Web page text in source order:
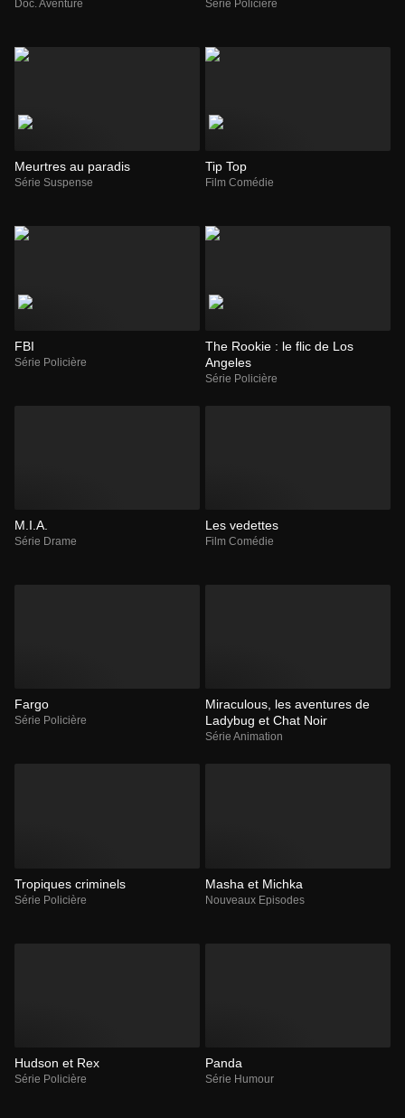
Doc. Aventure Série Policière
Meurtres au paradis
Série Suspense
Tip Top
Film Comédie
FBI
Série Policière
The Rookie : le flic de Los
Angeles
Série Policière
M.I.A.
Série Drame
Les vedettes
Film Comédie
Fargo
Série Policière
Miraculous, les aventures de
Ladybug et Chat Noir
Série Animation
Tropiques criminels
Série Policière
Masha et Michka
Nouveaux Episodes
Hudson et Rex
Série Policière
Panda
Série Humour